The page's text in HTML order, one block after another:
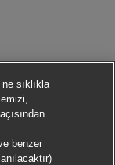
sıklıkla
benzer